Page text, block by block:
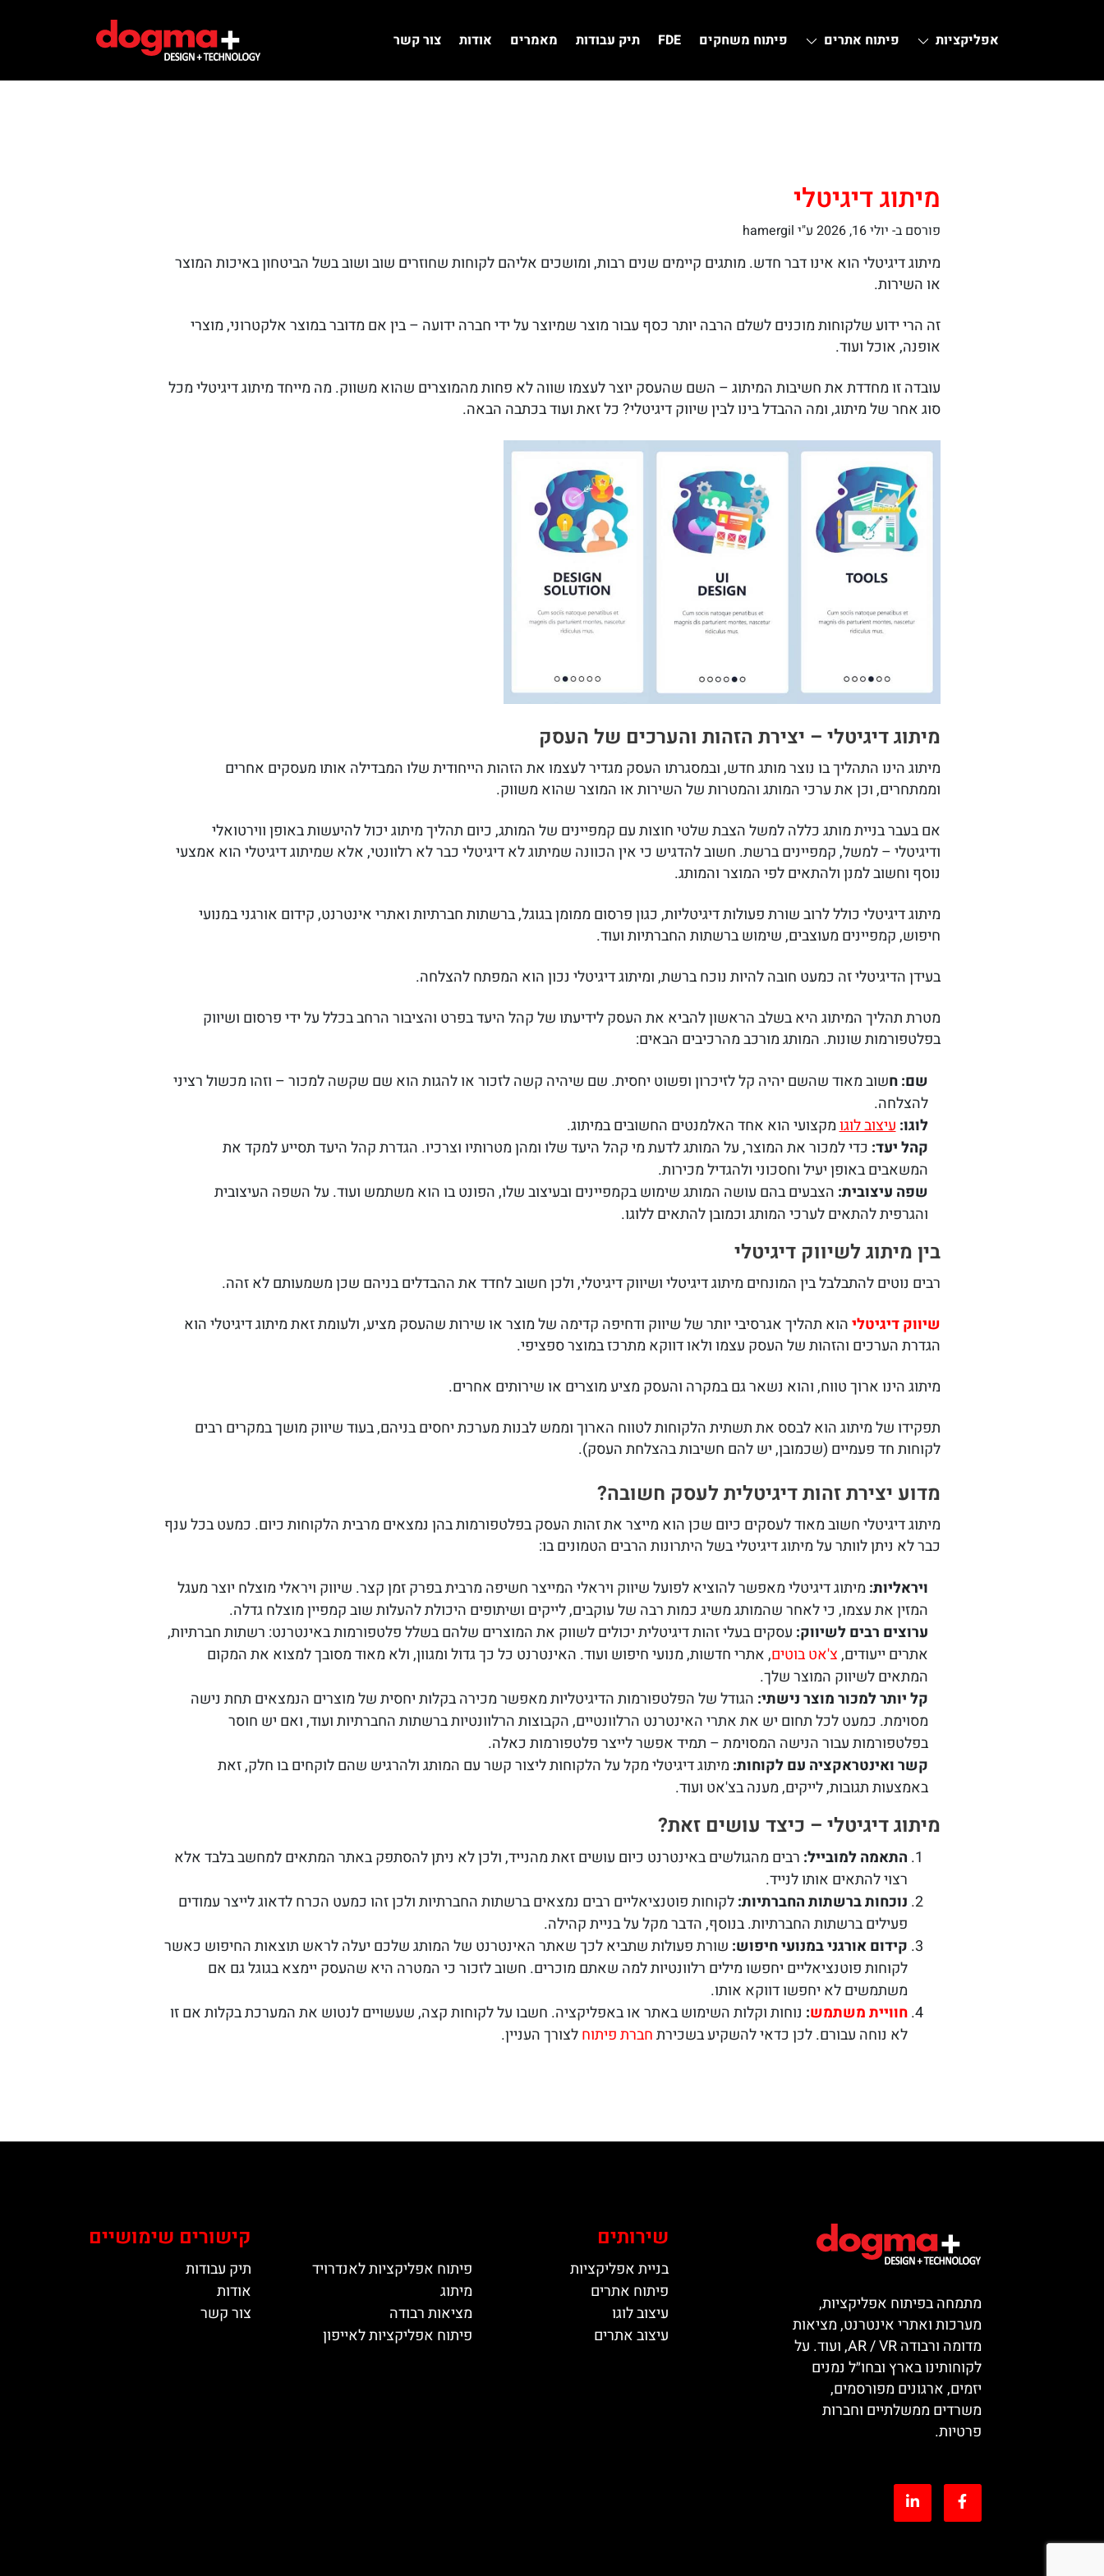
אפליקציות פיתוח אתרים פיתוח משחקים FDE תיק עבודות מאמרים אודות צור קשר
מיתוג דיגיטלי
פורסם ב- יולי 16, 2026 ע"י hamergil
מיתוג דיגיטלי הוא אינו דבר חדש. מותגים קיימים שנים רבות, ומושכים אליהם לקוחות שחוזרים שוב ושוב בשל הביטחון באיכות המוצר
או השירות.
זה הרי ידוע שלקוחות מוכנים לשלם הרבה יותר כסף עבור מוצר שמיוצר על ידי חברה ידועה – בין אם מדובר במוצר אלקטרוני, מוצרי
אופנה, אוכל ועוד.
עובדה זו מחדדת את חשיבות המיתוג – השם שהעסק יוצר לעצמו שווה לא פחות מהמוצרים שהוא משווק. מה מייחד מיתוג דיגיטלי מכל
סוג אחר של מיתוג, ומה ההבדל בינו לבין שיווק דיגיטלי? כל זאת ועוד בכתבה הבאה.
מיתוג דיגיטלי – יצירת הזהות והערכים של העסק
מיתוג הינו התהליך בו נוצר מותג חדש, ובמסגרתו העסק מגדיר לעצמו את הזהות הייחודית שלו המבדילה אותו מעסקים אחרים
וממתחרים, וכן את ערכי המותג והמטרות של השירות או המוצר שהוא משווק.
אם בעבר בניית מותג כללה למשל הצבת שלטי חוצות עם קמפיינים של המותג, כיום תהליך מיתוג יכול להיעשות באופן ווירטואלי
ודיגיטלי – למשל, קמפיינים ברשת. חשוב להדגיש כי אין הכוונה שמיתוג לא דיגיטלי כבר לא רלוונטי, אלא שמיתוג דיגיטלי הוא אמצעי
נוסף וחשוב למנן ולהתאים לפי המוצר והמותג.
מיתוג דיגיטלי כולל לרוב שורת פעולות דיגיטליות, כגון פרסום ממומן בגוגל, ברשתות חברתיות ואתרי אינטרנט, קידום אורגני במנועי
חיפוש, קמפיינים מעוצבים, שימוש ברשתות החברתיות ועוד.
בעידן הדיגיטלי זה כמעט חובה להיות נוכח ברשת, ומיתוג דיגיטלי נכון הוא המפתח להצלחה.
מטרת תהליך המיתוג היא בשלב הראשון להביא את העסק לידיעתו של קהל היעד בפרט והציבור הרחב בכלל על ידי פרסום ושיווק
בפלטפורמות שונות. המותג מורכב מהרכיבים הבאים:
שם: חשוב מאוד שהשם יהיה קל לזיכרון ופשוט יחסית. שם שיהיה קשה לזכור או להגות הוא שם שקשה למכור – וזהו מכשול רציני
להצלחה.
לוגו: עיצוב לוגומקצועי הוא אחד האלמנטים החשובים במיתוג.
קהל יעד: כדי למכור את המוצר, על המותג לדעת מי קהל היעד שלו ומהן מטרותיו וצרכיו. הגדרת קהל היעד תסייע למקד את
המשאבים באופן יעיל וחסכוני ולהגדיל מכירות.
שפה עיצובית: הצבעים בהם עושה המותג שימוש בקמפיינים ובעיצוב שלו, הפונט בו הוא משתמש ועוד. על השפה העיצובית
והגרפית להתאים לערכי המותג וכמובן להתאים ללוגו.
בין מיתוג לשיווק דיגיטלי
רבים נוטים להתבלבל בין המונחים מיתוג דיגיטלי ושיווק דיגיטלי, ולכן חשוב לחדד את ההבדלים בניהם שכן משמעותם לא זהה.
שיווק דיגיטליהוא תהליך אגרסיבי יותר של שיווק ודחיפה קדימה של מוצר או שירות שהעסק מציע, ולעומת זאת מיתוג דיגיטלי הוא
הגדרת הערכים והזהות של העסק עצמו ולאו דווקא מתרכז במוצר ספציפי.
מיתוג הינו ארוך טווח, והוא נשאר גם במקרה והעסק מציע מוצרים או שירותים אחרים.
תפקידו של מיתוג הוא לבסס את תשתית הלקוחות לטווח הארוך וממש לבנות מערכת יחסים בניהם, בעוד שיווק מושך במקרים רבים
לקוחות חד פעמיים (שכמובן, יש להם חשיבות בהצלחת העסק).
מדוע יצירת זהות דיגיטלית לעסק חשובה?
מיתוג דיגיטלי חשוב מאוד לעסקים כיום שכן הוא מייצר את זהות העסק בפלטפורמות בהן נמצאים מרבית הלקוחות כיום. כמעט בכל ענף
כבר לא ניתן לוותר על מיתוג דיגיטלי בשל היתרונות הרבים הטמונים בו:
ויראליות: מיתוג דיגיטלי מאפשר להוציא לפועל שיווק ויראלי המייצר חשיפה מרבית בפרק זמן קצר. שיווק ויראלי מוצלח יוצר מעגל
המזין את עצמו, כי לאחר שהמותג משיג כמות רבה של עוקבים, לייקים ושיתופים היכולת להעלות שוב קמפיין מוצלח גדלה.
ערוצים רבים לשיווק: עסקים בעלי זהות דיגיטלית יכולים לשווק את המוצרים שלהם בשלל פלטפורמות באינטרנט: רשתות חברתיות,
אתרים ייעודים,צ'אט בוטים, אתרי חדשות, מנועי חיפוש ועוד. האינטרנט כל כך גדול ומגוון, ולא מאוד מסובך למצוא את המקום
המתאים לשיווק המוצר שלך.
קל יותר למכור מוצר נישתי: הגודל של הפלטפורמות הדיגיטליות מאפשר מכירה בקלות יחסית של מוצרים הנמצאים תחת נישה
מסוימת. כמעט לכל תחום יש את אתרי האינטרנט הרלוונטיים, הקבוצות הרלוונטיות ברשתות החברתיות ועוד, ואם יש חוסר
בפלטפורמות עבור הנישה המסוימת – תמיד אפשר לייצר פלטפורמות כאלה.
קשר ואינטראקציה עם לקוחות: מיתוג דיגיטלי מקל על הלקוחות ליצור קשר עם המותג ולהרגיש שהם לוקחים בו חלק, זאת
באמצעות תגובות, לייקים, מענה בצ'אט ועוד.
מיתוג דיגיטלי – כיצד עושים זאת?
התאמה למובייל: רבים מהגולשים באינטרנט כיום עושים זאת מהנייד, ולכן לא ניתן להסתפק באתר המתאים למחשב בלבד אלא
רצוי להתאים אותו לנייד.
נוכחות ברשתות החברתיות:לקוחות פוטנציאליים רבים נמצאים ברשתות החברתיות ולכן זהו כמעט הכרח לדאוג לייצר עמודים
פעילים ברשתות החברתיות. בנוסף, הדבר מקל על בניית קהילה.
קידום אורגני במנועי חיפוש: שורת פעולות שתביא לכך שאתר האינטרנט של המותג שלכם יעלה לראש תוצאות החיפוש כאשר
לקוחות פוטנציאליים יחפשו מילים רלוונטיות למה שאתם מוכרים. חשוב לזכור כי המטרה היא שהעסק יימצא בגוגל גם אם
משתמשים לא יחפשו דווקא אותו.
חוויית משתמש: נוחות וקלות השימוש באתר או באפליקציה. חשבו על לקוחות קצה, שעשויים לנטוש את המערכת בקלות אם זו
לא נוחה עבורם. לכן כדאי להשקיע בשכירתחברת פיתוחלצורך העניין.
מתמחה בפיתוח אפליקציות,
מערכות ואתרי אינטרנט, מציאות
מדומה ורבודה AR / VR, ועוד. על
לקוחותינו בארץ ובחו״ל נמנים
יזמים, ארגונים מפורסמים,
משרדים ממשלתיים וחברות
פרטיות.
שירותים
בניית אפליקציות
פיתוח אפליקציות לאנדרויד
פיתוח אתרים
מיתוג
עיצוב לוגו
מציאות רבודה
עיצוב אתרים
פיתוח אפליקציות לאייפון
קישורים שימושיים
תיק עבודות
אודות
צור קשר